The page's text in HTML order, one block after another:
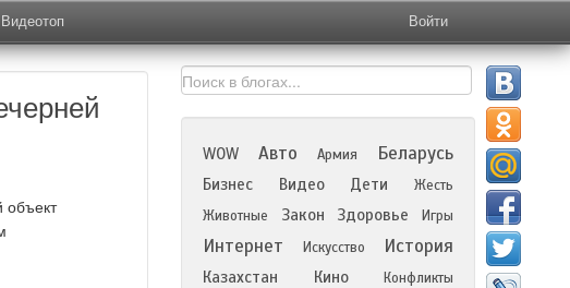
Видеотоп Войти
объект
WOW Авто Армия Беларусь
Бизнес Видео Дети
Жесть
Животные
Закон Здоровье Игры
Интернет Искусство История
Казахстан Кино Конфликты